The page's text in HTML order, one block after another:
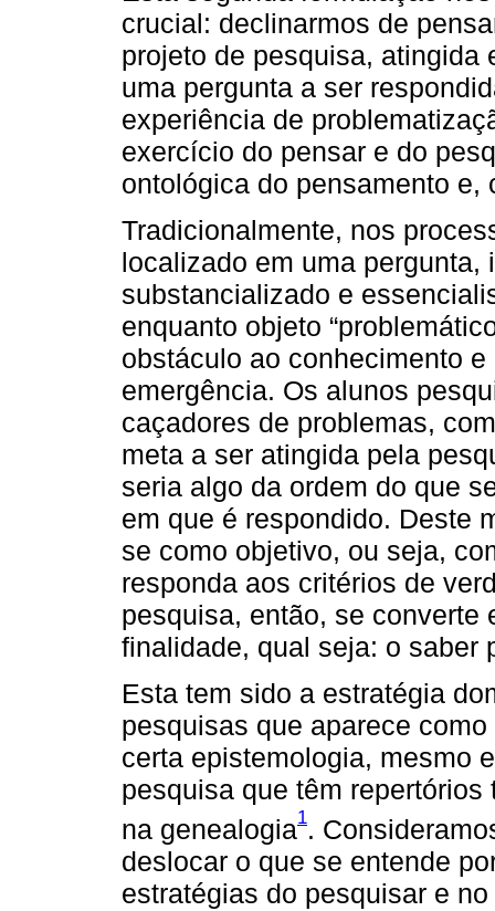
crucial: declinarmos de
projeto de pesquisa, atingida
uma pergunta a ser
experiência de
exercício do pensar e do
ontológica do pensamento e,
Tradicionalmente, nos
localizado em uma pergunta,
substancializado e
enquanto objeto
obstáculo ao conhecimento
emergência. Os alunos
caçadores de problemas,
meta a ser atingida pela
seria algo da ordem do que
em que é respondido. Deste
se como objetivo, ou seja,
responda aos critérios de
pesquisa, então, se converte
finalidade, qual seja: o saber
Esta tem sido a estratégia
pesquisas que aparece
certa epistemologia, mesmo
pesquisa que têm
na genealogia1.
deslocar o que se entende
estratégias do pesquisar e